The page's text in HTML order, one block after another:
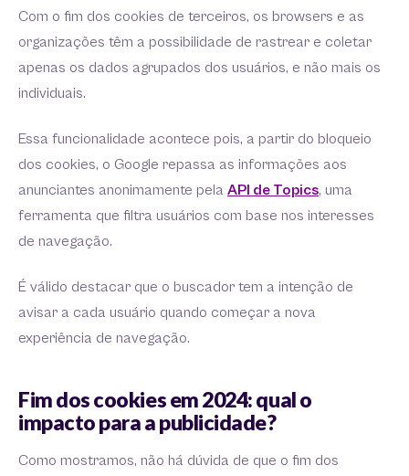
Com o fim dos cookies de terceiros, os browsers e as
organizações têm a possibilidade de rastrear e coletar
apenas os dados agrupados dos usuários, e não mais os
individuais.
Essa funcionalidade acontece pois, a partir do bloqueio
dos cookies, o Google repassa as informações aos
anunciantes anonimamente pela API de Topics, uma
ferramenta que filtra usuários com base nos interesses
de navegação.
É válido destacar que o buscador tem a intenção de
avisar a cada usuário quando começar a nova
experiência de navegação.
Fim dos cookies em 2024: qual o
impacto para a publicidade?
Como mostramos, não há dúvida de que o fim dos